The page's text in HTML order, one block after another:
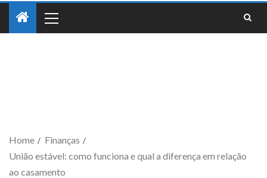
Home
Finanças
União estável: como funciona e qual a diferença em relação
ao casamento